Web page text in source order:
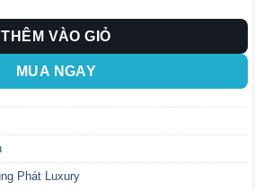
THÊM VÀO GIỎ
MUA NGAY
Phát Luxury